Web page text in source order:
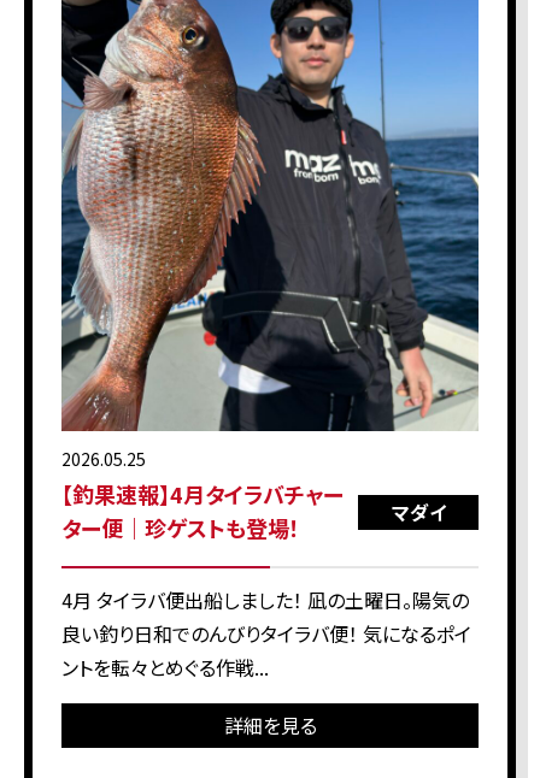
2026.05.25
【釣果速報】4月タイラバチャー
ター便｜珍ゲストも登場！
マダイ
4月 タイラバ便出船しました！ 凪の土曜日。陽気の
良い釣り日和でのんびりタイラバ便！ 気になるポイ
ントを転々とめぐる作戦...
詳細を見る